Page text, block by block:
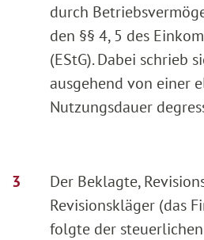
durch
den §§ 4, 5 des
(EStG). Dabei schrieb
ausgehend von einer
Nutzungsdauer
Der Beklagte,
Revisionskläger (das
folgte der